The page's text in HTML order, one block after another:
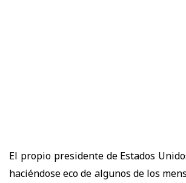
El propio presidente de Estados
haciéndose eco de algunos de los